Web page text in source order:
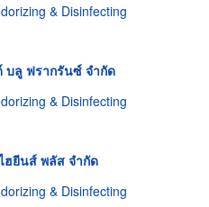
& Disinfecting
บลู ฟรากรันซ์ จำกัด
& Disinfecting
ฮยีนส์ พลัส จำกัด
& Disinfecting